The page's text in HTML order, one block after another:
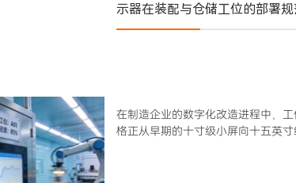
示器在装配与仓储工位的部署
在制造企业的数字化改造进程中，
格正从早期的十寸级小屏向十五英